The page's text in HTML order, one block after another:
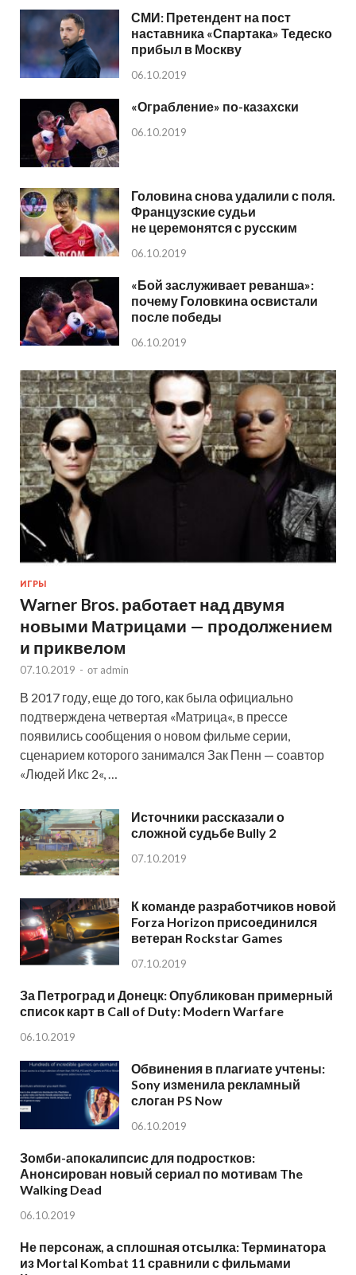
СМИ: Претендент на пост
наставника «Спартака» Тедеско
прибыл в Москву
06.10.2019
«Ограбление» по-казахски
06.10.2019
Головина снова удалили с поля.
Французские судьи
не церемонятся с русским
06.10.2019
«Бой заслуживает реванша»:
почему Головкина освистали
после победы
06.10.2019
ИГРЫ
Warner Bros. работает над двумя
новыми Матрицами — продолжением
и приквелом
07.10.2019 - от admin
В 2017 году, еще до того, как была официально
подтверждена четвертая «Матрица«, в прессе
появились сообщения о новом фильме серии,
сценарием которого занимался Зак Пенн — соавтор
«Людей Икс 2«, …
Источники рассказали о
сложной судьбе Bully 2
07.10.2019
К команде разработчиков новой
Forza Horizon присоединился
ветеран Rockstar Games
07.10.2019
За Петроград и Донецк: Опубликован примерный
список карт в Call of Duty: Modern Warfare
06.10.2019
Обвинения в плагиате учтены:
Sony изменила рекламный
слоган PS Now
06.10.2019
Зомби-апокалипсис для подростков:
Анонсирован новый сериал по мотивам The
Walking Dead
06.10.2019
Не персонаж, а сплошная отсылка: Терминатора
из Mortal Kombat 11 сравнили с фильмами